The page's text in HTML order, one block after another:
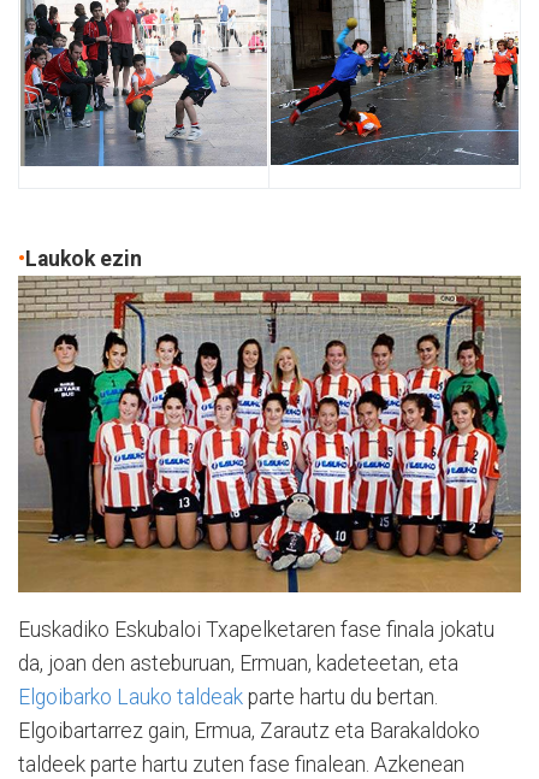
• Laukok ezin
Euskadiko Eskubaloi Txapelketaren fase finala jokatu
da, joan den asteburuan, Ermuan, kadeteetan, eta
Elgoibarko Lauko taldeak parte hartu du bertan.
Elgoibartarrez gain, Ermua, Zarautz eta Barakaldoko
taldeek parte hartu zuten fase finalean. Azkenean